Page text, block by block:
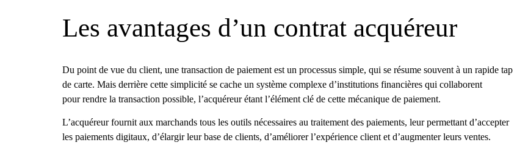
Les avantages d’un contrat acquéreur
Du point de vue du client, une transaction de paiement est un processus simple, qui se résume souvent à un rapide tap
de carte. Mais derrière cette simplicité se cache un système complexe d’institutions financières qui collaborent
pour rendre la transaction possible, l’acquéreur étant l’élément clé de cette mécanique de paiement.
L’acquéreur fournit aux marchands tous les outils nécessaires au traitement des paiements, leur permettant d’accepter
les paiements digitaux, d’élargir leur base de clients, d’améliorer l’expérience client et d’augmenter leurs ventes.